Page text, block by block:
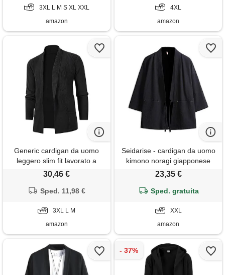
3XL L M S XL XXL
amazon
4XL
amazon
Generic cardigan da uomo
leggero slim fit lavorato a
maglia con bottoni, maglione
con collo a scialle, nero, l
30,46 €
Sped. 11,98 €
3XL L M
amazon
Seidarise - cardigan da uomo
kimono noragi giapponese
yukata cappotto haori plus
23,35 €
Sped. gratuita
XXL
amazon